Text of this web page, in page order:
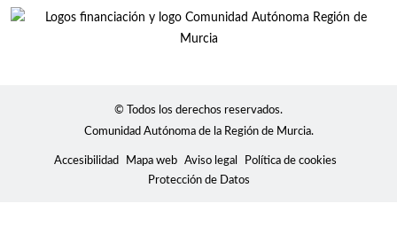
© Todos los derechos reservados.
Comunidad Autónoma de la Región de Murcia.
Accesibilidad Mapa web Aviso legal
Política de cookies
Protección de Datos